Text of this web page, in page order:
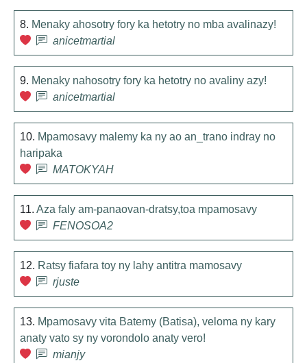
8. Menaky ahosotry fory ka hetotry no mba avalinazy!
anicetmartial
9. Menaky nahosotry fory ka hetotry no avaliny azy!
anicetmartial
10. Mpamosavy malemy ka ny ao an_trano indray no
haripaka
MATOKYAH
11. Aza faly am-panaovan-dratsy,toa mpamosavy
FENOSOA2
12. Ratsy fiafara toy ny lahy antitra mamosavy
rjuste
13. Mpamosavy vita Batemy (Batisa), veloma ny kary
anaty vato sy ny vorondolo anaty vero!
mianjy